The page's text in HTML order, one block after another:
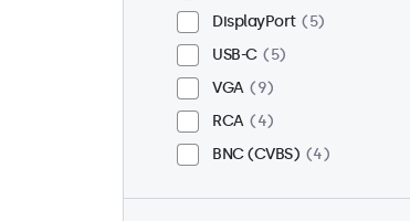
DisplayPort
5
USB-C
5
VGA
9
RCA
4
BNC (CVBS)
4